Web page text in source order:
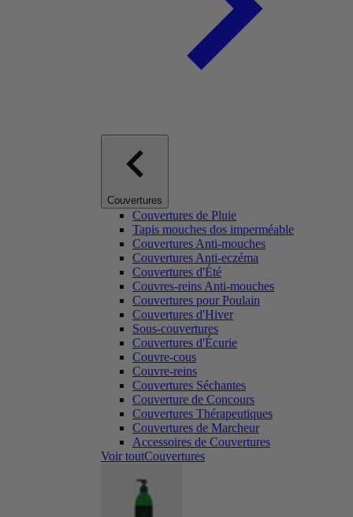
Couvertures
Couvertures de Pluie
Tapis mouches dos imperméable
Couvertures Anti-mouches
Couvertures Anti-eczéma
Couvertures d'Été
Couvres-reins Anti-mouches
Couvertures pour Poulain
Couvertures d'Hiver
Sous-couvertures
Couvertures d'Écurie
Couvre-cous
Couvre-reins
Couvertures Séchantes
Couverture de Concours
Couvertures Thérapeutiques
Couvertures de Marcheur
Accessoires de Couvertures
Voir toutCouvertures